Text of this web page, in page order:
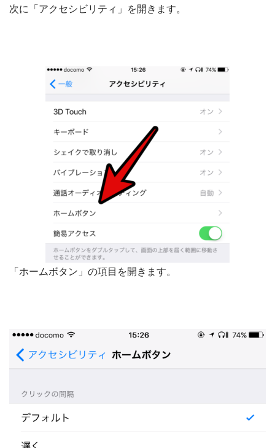
次に「アクセシビリティ」を開きます。
「ホームボタン」の項目を開きます。